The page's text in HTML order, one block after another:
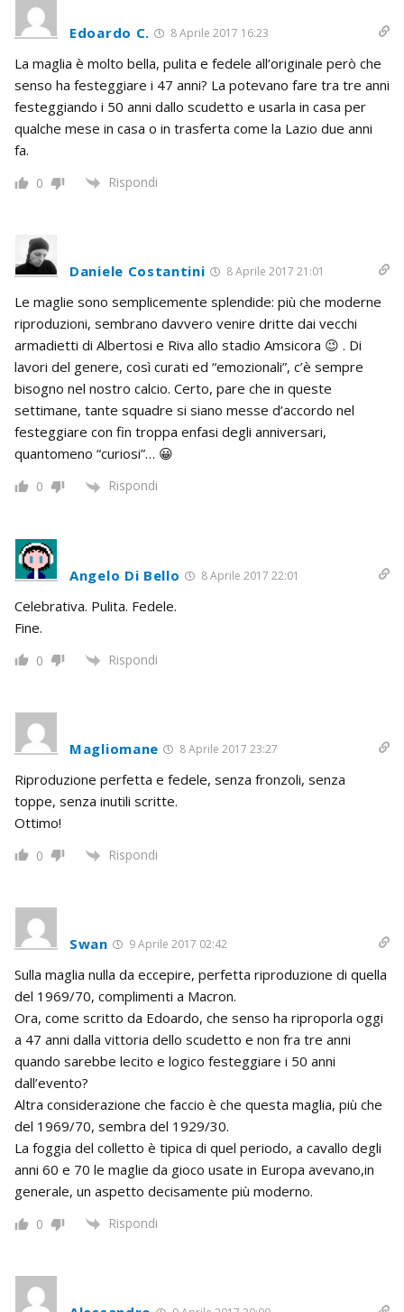
Edoardo C. 8 Aprile 2017 16:23
La maglia è molto bella, pulita e fedele all’originale però che
senso ha festeggiare i 47 anni? La potevano fare tra tre anni
festeggiando i 50 anni dallo scudetto e usarla in casa per
qualche mese in casa o in trasferta come la Lazio due anni
fa.
0 Rispondi
Daniele Costantini 8 Aprile 2017 21:01
Le maglie sono semplicemente splendide: più che moderne
riproduzioni, sembrano davvero venire dritte dai vecchi
armadietti di Albertosi e Riva allo stadio Amsicora 😉 . Di
lavori del genere, così curati ed “emozionali”, c’è sempre
bisogno nel nostro calcio. Certo, pare che in queste
settimane, tante squadre si siano messe d’accordo nel
festeggiare con fin troppa enfasi degli anniversari,
quantomeno “curiosi”… 😀
0 Rispondi
Angelo Di Bello 8 Aprile 2017 22:01
Celebrativa. Pulita. Fedele.
Fine.
0 Rispondi
Magliomane 8 Aprile 2017 23:27
Riproduzione perfetta e fedele, senza fronzoli, senza
toppe, senza inutili scritte.
Ottimo!
0 Rispondi
Swan 9 Aprile 2017 02:42
Sulla maglia nulla da eccepire, perfetta riproduzione di quella
del 1969/70, complimenti a Macron.
Ora, come scritto da Edoardo, che senso ha riproporla oggi
a 47 anni dalla vittoria dello scudetto e non fra tre anni
quando sarebbe lecito e logico festeggiare i 50 anni
dall’evento?
Altra considerazione che faccio è che questa maglia, più che
del 1969/70, sembra del 1929/30.
La foggia del colletto è tipica di quel periodo, a cavallo degli
anni 60 e 70 le maglie da gioco usate in Europa avevano,in
generale, un aspetto decisamente più moderno.
0 Rispondi